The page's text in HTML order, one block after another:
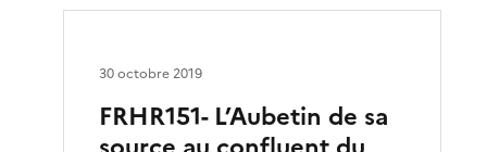
FRHR151- L’Aubetin de sa
30 octobre 2019